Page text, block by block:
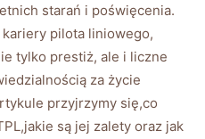
starań i poświęcenia.
pilota liniowego,
tylko prestiż, ale i liczne
za życie
przyjrzymy się,co
są jej zalety oraz jak